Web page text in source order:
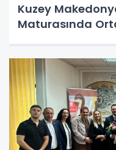
Kuzey
Maturasında